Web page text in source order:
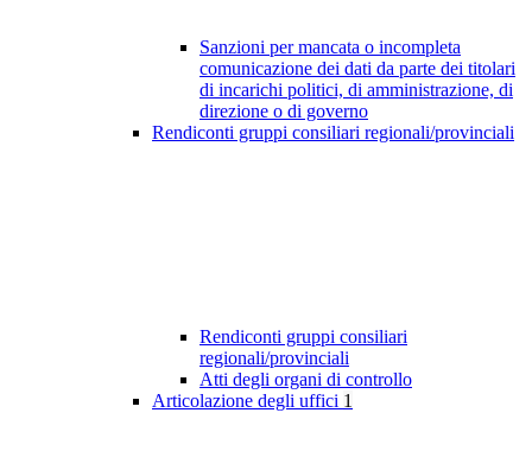
Sanzioni per mancata o incompleta
comunicazione dei dati da parte dei titolari
di incarichi politici, di amministrazione, di
direzione o di governo
Rendiconti gruppi consiliari regionali/provinciali
Rendiconti gruppi consiliari
regionali/provinciali
Atti degli organi di controllo
Articolazione degli uffici 1